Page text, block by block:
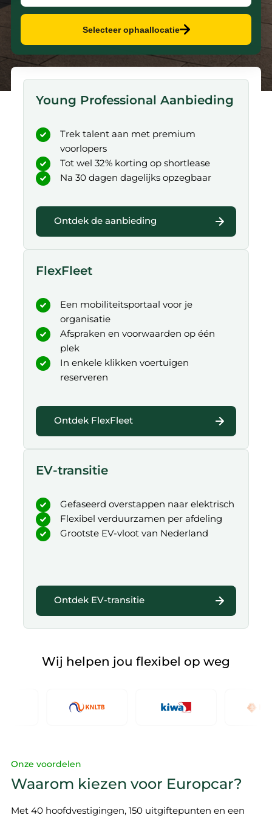
Selecteer ophaallocatie
Young Professional Aanbieding
Trek talent aan met premium
voorlopers
Tot wel 32% korting op shortlease
Na 30 dagen dagelijks opzegbaar
Ontdek de aanbieding
FlexFleet
Een mobiliteitsportaal voor je
organisatie
Afspraken en voorwaarden op één
plek
In enkele klikken voertuigen
reserveren
Ontdek FlexFleet
EV-transitie
Gefaseerd overstappen naar elektrisch
Flexibel verduurzamen per afdeling
Grootste EV-vloot van Nederland
Ontdek EV-transitie
Wij helpen jou flexibel op weg
Onze voordelen
Waarom kiezen voor Europcar?
Met 40 hoofdvestigingen, 150 uitgiftepunten en een